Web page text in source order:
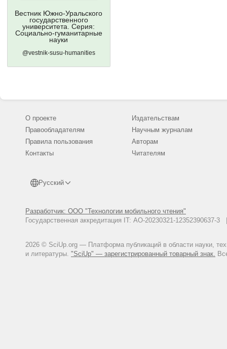
Вестник Южно-Уральского
государственного
университета. Серия:
Социально-гуманитарные
науки
@vestnik-susu-humanities
О проекте
Правообладателям
Правила пользования
Контакты
Русский
Разработчик: ООО "Технологии мобильного чтения"
Государственная аккредитация IT: АО-20230321-
2026 © SciUp.org — Платформа публикаций в области науки,
и литературы. "SciUp" — зарегистрированный товарный знак.
Издательствам
Научным журналам
Авторам
Читателям